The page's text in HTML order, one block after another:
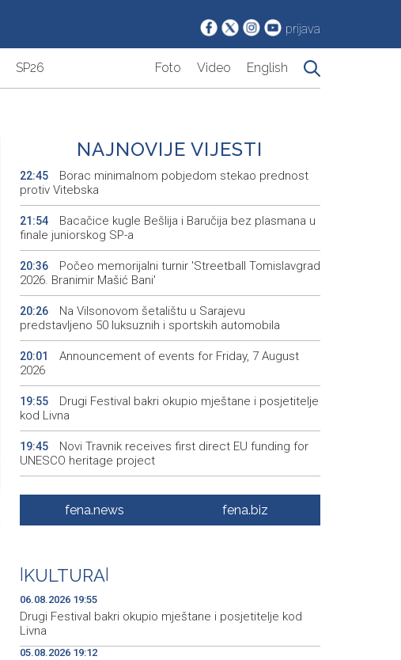
prijava
SP26 Foto Video English
NAJNOVIJE VIJESTI
22:45
Borac minimalnom pobjedom stekao prednost
protiv Vitebska
21:54
Bacačice kugle Bešlija i Baručija bez plasmana u
finale juniorskog SP-a
20:36
Počeo memorijalni turnir 'Streetball Tomislavgrad
2026. Branimir Mašić Bani'
20:26
Na Vilsonovom šetalištu u Sarajevu
predstavljeno 50 luksuznih i sportskih automobila
20:01
Announcement of events for Friday, 7 August
2026
19:55
Drugi Festival bakri okupio mještane i posjetitelje
kod Livna
19:45
Novi Travnik receives first direct EU funding for
UNESCO heritage project
Crishock: OHR maintains an open dialogue with
all political stakeholders in BiH
19:29
Španska krajnja ljevica i desnica ujedinjene protiv
Maroka kao suorganizatora SP 2030.
fena.news fena.biz
KULTURA
06.08.2026 19:55
Drugi Festival bakri okupio mještane i posjetitelje kod
Livna
05.08.2026 19:12